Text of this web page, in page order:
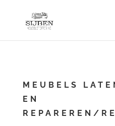
MEUBELS
EN
REPAREREN/